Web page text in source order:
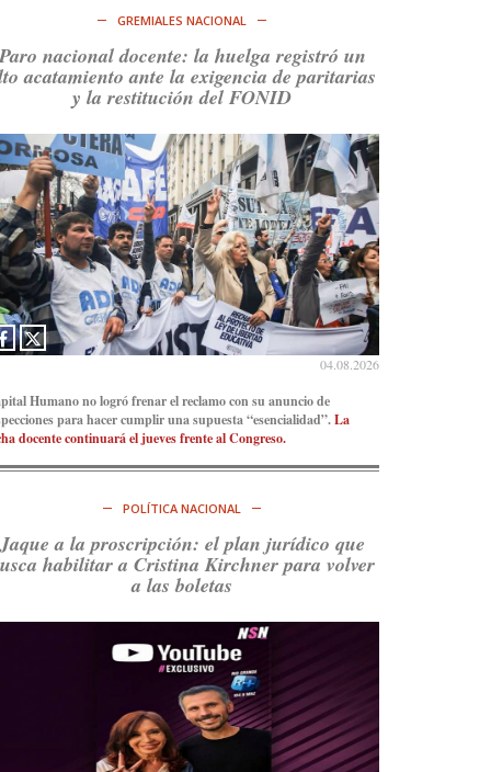
Ver en X
@consensopatagon
8d
@PJCampana2022: Asumimos una nueva etapa
el Partido Justicialista de Campana, con el
de que el compañero@caortega64vuelva
Ver en X
GREMIALES NACIONAL
nacional docente: la huelga registró un
acatamiento ante la exigencia de paritarias
y la restitución del FONID
04.08.2026
Humano no logró frenar el reclamo con su anuncio de
para hacer cumplir una supuesta “esencialidad”.La
docente continuará el jueves frente al Congreso.
POLÍTICA NACIONAL
Jaque a la proscripción: el plan jurídico que
habilitar a Cristina Kirchner para volver
a las boletas